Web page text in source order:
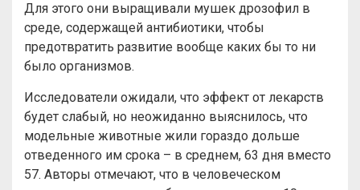
Для этого они выращивали мушек дрозофил в
среде, содержащей антибиотики, чтобы
предотвратить развитие вообще каких бы то ни
было организмов.
Исследователи ожидали, что эффект от лекарств
будет слабый, но неожиданно выяснилось, что
модельные животные жили гораздо дольше
отведенного им срока – в среднем, 63 дня вместо
57. Авторы отмечают, что в человеческом